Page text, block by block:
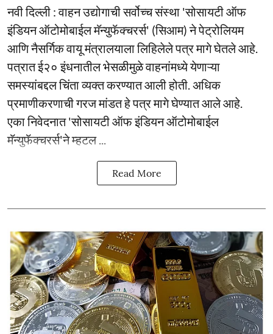
नवी दिल्ली : वाहन उद्योगाची सर्वोच्च संस्था 'सोसायटी ऑफ
इंडियन ऑटोमोबाईल मॅन्युफॅक्चरर्स' (सिआम) ने पेट्रोलियम
आणि नैसर्गिक वायू मंत्रालयाला लिहिलेले पत्र मागे घेतले आहे.
पत्रात ई२० इंधनातील भेसळीमुळे वाहनांमध्ये येणाऱ्या
समस्यांबद्दल चिंता व्यक्त करण्यात आली होती. अधिक
प्रमाणीकरणाची गरज मांडत हे पत्र मागे घेण्यात आले आहे.
एका निवेदनात 'सोसायटी ऑफ इंडियन ऑटोमोबाईल
मॅन्युफॅक्चरर्स'ने म्हटल ...
Read More